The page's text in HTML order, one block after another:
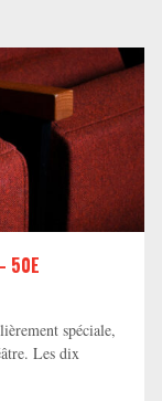
50E
spéciale,
Les dix